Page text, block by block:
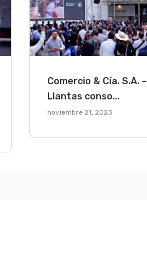
Comercio & Cía. S.A. –
Llantas conso...
noviembre 21, 2023